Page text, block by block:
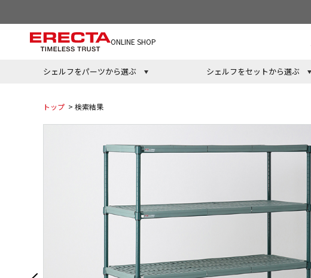
ONLINE SHOP
シェルフをパーツから選ぶ シェルフをセットから選ぶ
トップ > 検索結果